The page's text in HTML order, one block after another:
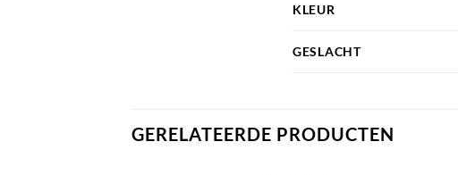
KLEUR
GESLACHT
GERELATEERDE PRODUCTEN